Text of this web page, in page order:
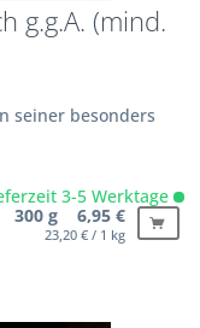
g.g.A. (mind.
seiner besonders
3-5 Werktage
300 g 6,95 €
23,20 € / 1 kg